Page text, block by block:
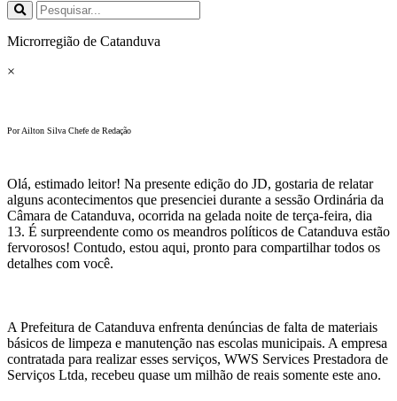
Microrregião de Catanduva
×
Por Ailton Silva Chefe de Redação
Olá, estimado leitor! Na presente edição do JD, gostaria de relatar
alguns acontecimentos que presenciei durante a sessão Ordinária da
Câmara de Catanduva, ocorrida na gelada noite de terça-feira, dia
13. É surpreendente como os meandros políticos de Catanduva estão
fervorosos! Contudo, estou aqui, pronto para compartilhar todos os
detalhes com você.
A Prefeitura de Catanduva enfrenta denúncias de falta de materiais
básicos de limpeza e manutenção nas escolas municipais. A empresa
contratada para realizar esses serviços, WWS Services Prestadora de
Serviços Ltda, recebeu quase um milhão de reais somente este ano.